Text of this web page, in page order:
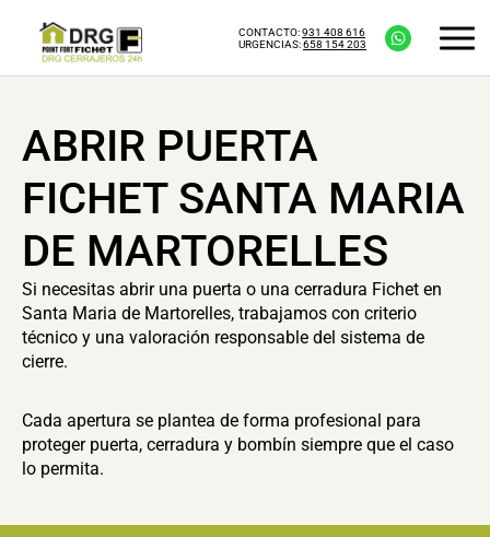
CONTACTO:931 408 616
URGENCIAS:658 154 203
ABRIR PUERTA
FICHET SANTA MARIA
DE MARTORELLES
Si necesitas abrir una puerta o una cerradura Fichet en
Santa Maria de Martorelles, trabajamos con criterio
técnico y una valoración responsable del sistema de
cierre.
Cada apertura se plantea de forma profesional para
proteger puerta, cerradura y bombín siempre que el caso
lo permita.